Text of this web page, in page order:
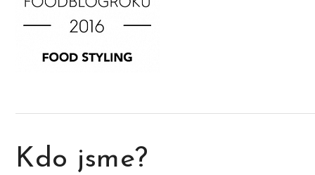
Kdo jsme?